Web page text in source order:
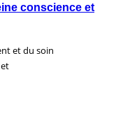
conscience et
et du soin